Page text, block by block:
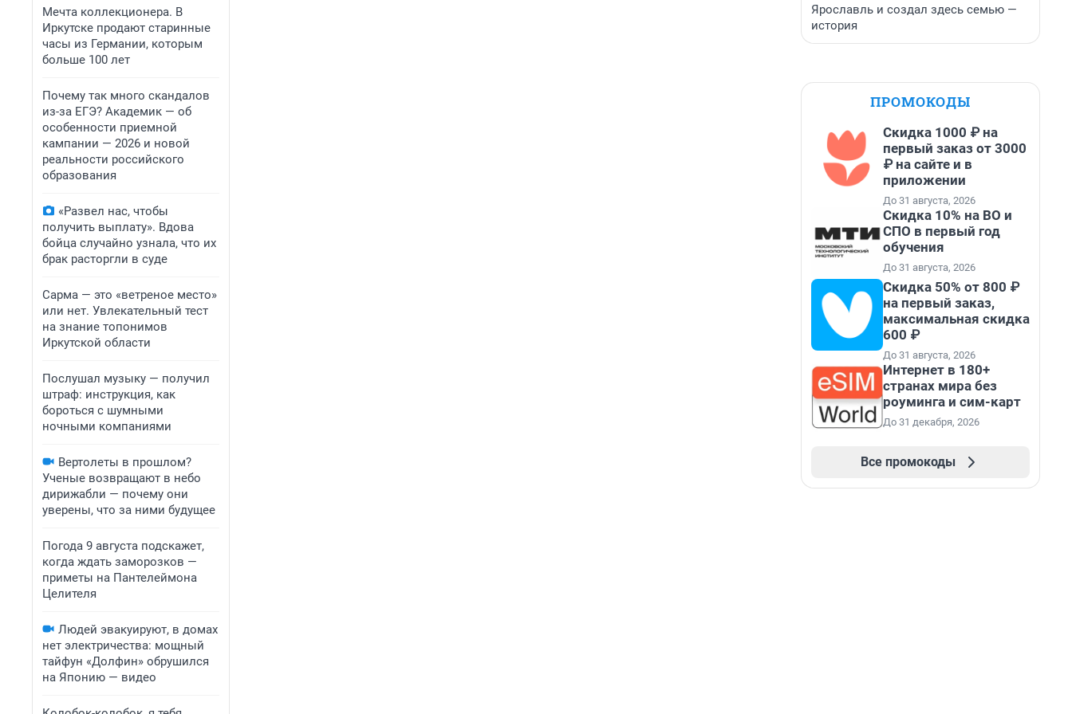
Мечта коллекционера. В
Иркутске продают старинные
часы из Германии, которым
больше 100 лет
Почему так много скандалов
из-за ЕГЭ? Академик — об
особенности приемной
кампании — 2026 и новой
реальности российского
образования
«Развел нас, чтобы
получить выплату». Вдова
бойца случайно узнала, что их
брак расторгли в суде
Сарма — это «ветреное место»
или нет. Увлекательный тест
на знание топонимов
Иркутской области
Послушал музыку — получил
штраф: инструкция, как
бороться с шумными
ночными компаниями
Вертолеты в прошлом?
Ученые возвращают в небо
дирижабли — почему они
уверены, что за ними будущее
Погода 9 августа подскажет,
когда ждать заморозков —
приметы на Пантелеймона
Целителя
Людей эвакуируют, в домах
нет электричества: мощный
тайфун «Долфин» обрушился
на Японию — видео
Ярославль и создал здесь семью —
история
ПРОМОКОДЫ
Скидка 1000 ₽ на
первый заказ от 3000
₽ на сайте и в
приложении
До 31 августа, 2026
Скидка 10% на ВО и
СПО в первый год
обучения
До 31 августа, 2026
Скидка 50% от 800 ₽
на первый заказ,
максимальная скидка
600 ₽
До 31 августа, 2026
Интернет в 180+
странах мира без
роуминга и сим-карт
До 31 декабря, 2026
Все промокоды